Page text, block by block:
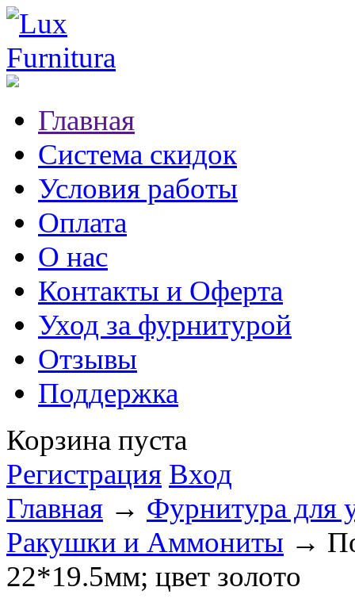
Главная
Система скидок
Условия работы
Оплата
О нас
Контакты и Оферта
Уход за фурнитурой
Отзывы
Поддержка
Корзина пуста
Регистрация Вход
Главная → Фурнитура для
Ракушки и Аммониты →
22*19.5мм; цвет золото